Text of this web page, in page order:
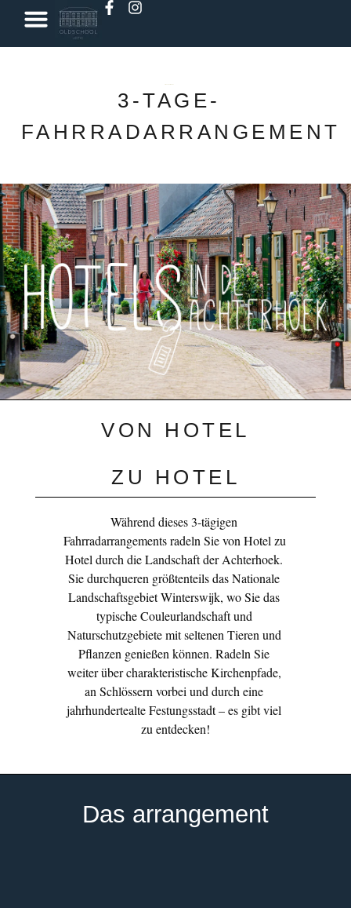
3-TAGE-
FAHRRADARRANGEMENT
VON HOTEL
ZU HOTEL
Während dieses 3-tägigen
Fahrradarrangements radeln Sie von Hotel zu
Hotel durch die Landschaft der Achterhoek.
Sie durchqueren größtenteils das Nationale
Landschaftsgebiet Winterswijk, wo Sie das
typische Couleurlandschaft und
Naturschutzgebiete mit seltenen Tieren und
Pflanzen genießen können. Radeln Sie
weiter über charakteristische Kirchenpfade,
an Schlössern vorbei und durch eine
jahrhundertealte Festungsstadt – es gibt viel
zu entdecken!
Das arrangement